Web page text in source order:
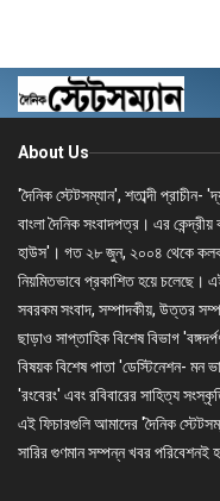
About Us
'দৈনিক স্টেটসম্যান', শতাব্দী
বাংলা দৈনিক সংবাদপত্র। এর
হাউস'। গত ২৮ জুন, ২০০৪ থেকে
নিয়মিতভাবে প্রকাশিত হয়ে চলেছে।
সবরকম সংবাদ, সম্পাদকীয়, উত্তর
ছাড়াও সাপ্তাহিক বিশেষ বিভাগ
বিষয়ক বিশেষ পাতা 'ডেস্টিনেশন- মন
'রংবেরং' এবং রবিবারের সাহিত্য
এই ফিচারগুলি আমাদের 'দৈনিক
সারির গুণমান সম্পন্ন খবর পরিবেশনই